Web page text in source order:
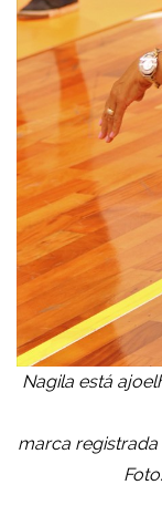
Nagila está
marca registrada